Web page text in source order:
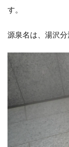
す。
源泉名は、湯沢分